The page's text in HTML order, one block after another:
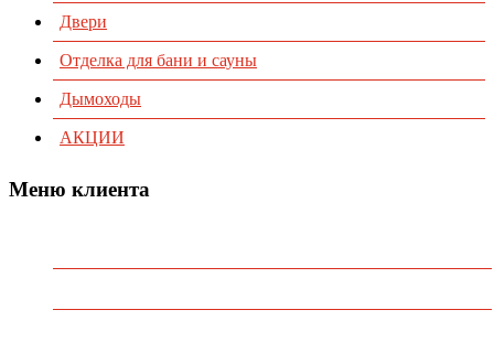
Двери
Отделка для бани и сауны
Дымоходы
АКЦИИ
Меню клиента